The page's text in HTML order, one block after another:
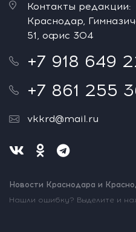
Контакты редакции:
Краснодар,
51, офис 304
+7 918 649
+7 861 255
vkkrd@mail.ru
Новости Краснодара и
Нашли ошибку? Выделите и